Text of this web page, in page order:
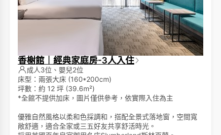
香榭館｜經典家庭房-3人入住
成人3位、嬰兒2位
床型：兩張大床 (160*200cm)
坪數：約 12 坪 (39.6m²)
*全館不提供加床，圖片僅供參考，依實際入住為主
優雅自然風格以柔和色採調和，搭配全景式落地窗，空間寬
敞舒適，適合全家或三五好友共享舒活時光。